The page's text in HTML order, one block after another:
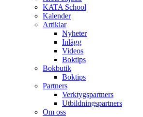
KATA School
Kalender
Artiklar
Nyheter
Inlägg
Videos
Boktips
Bokbutik
Boktips
Partners
Verktygspartners
Utbildningspartners
Om oss